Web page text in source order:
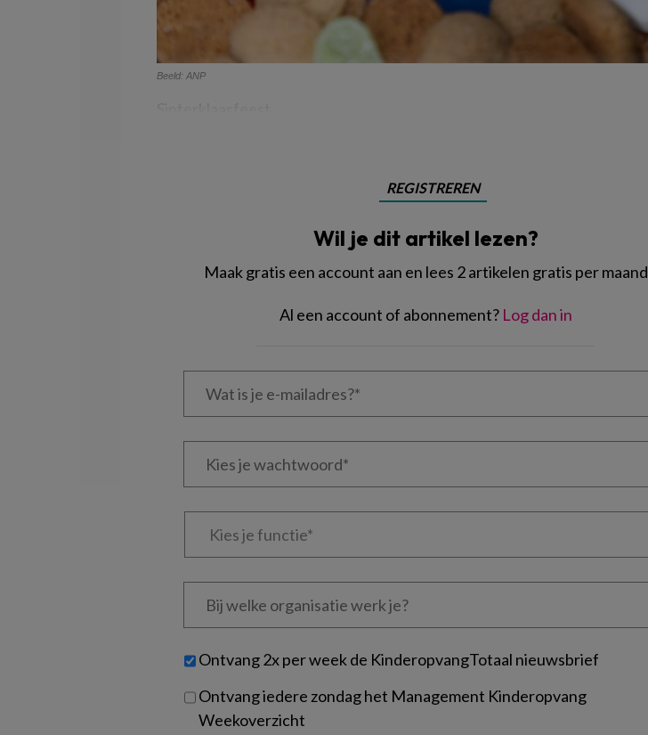
Beeld: ANP
REGISTREREN
Wil je dit artikel lezen?
Maak gratis een account aan en lees 2 artikelen gratis per maand
Al een account of abonnement? Log dan in
Wat
Kies
Kies
Bij
welke
je?
Untitled
Ontvang 2x per week de KinderopvangTotaal nieuwsbrief
Ontvang iedere zondag het Management Kinderopvang
Weekoverzicht